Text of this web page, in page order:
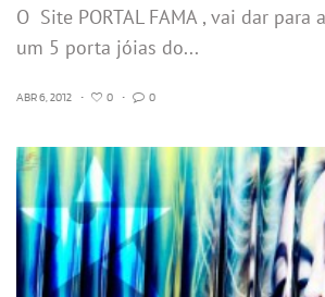
O Site PORTAL FAMA , vai dar para
um 5 porta jóias do...
ABR 6, 2012 • 0 • 0